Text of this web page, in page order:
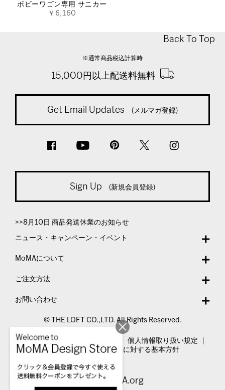
ボビーワゴン専用 サニカー
￥6,160
Back To Top
※通常商品税込計算時
15,000円以上配送料無料
Get Email Updates (メルマガ登録)
Sign Up (新規会員登録)
>>8月10日 商品発送休業のお知らせ
ニュース・キャンペーン・イベント
MoMAについて
ご注文方法
お問い合わせ
© THE LOFT CO.,LTD. All Rights Reserved.
特定商取引法表示
個人情報取り扱い規定
カスタマーハラスメントに対する基本方針
Visit MoMA.org